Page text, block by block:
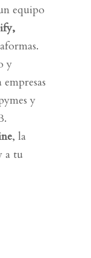
equipo
y
empresas
y
, la
a tu